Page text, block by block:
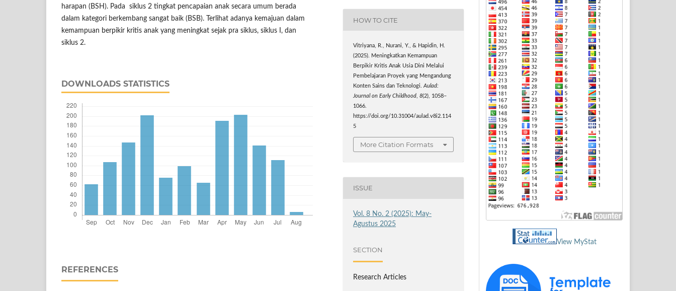
harapan (BSH). Pada siklus 2 tingkat pencapaian anak secara umum berada
dalam kategori berkembang sangat baik (BSB). Terlihat adanya kemajuan dalam
kemampuan berpikir kritis anak yang meningkat sejak pra siklus, siklus I, dan
siklus 2.
DOWNLOADS STATISTICS
REFERENCES
HOW TO CITE
Vitriyana, R., Nurani, Y., & Hapidin, H.
(2025). Meningkatkan Kemampuan
Berpikir Kritis Anak Usia Dini Melalui
Pembelajaran Proyek yang Mengandung
Konten Sains dan Teknologi.Aulad:
Journal on Early Childhood,8(2), 1058–
1066.
https://doi.org/10.31004/aulad.v8i2.114
5
More Citation Formats
ISSUE
Vol. 8 No. 2 (2025): May-
Agustus 2025
SECTION
Research Articles
View MyStat